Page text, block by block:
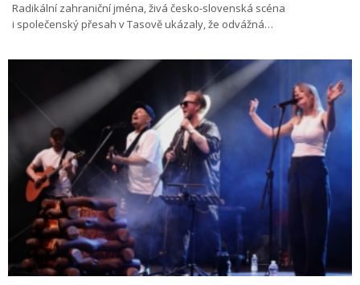
Radikální zahraniční jména, živá česko-slovenská scéna
i společenský přesah v Tasově ukázaly, že odvážná…